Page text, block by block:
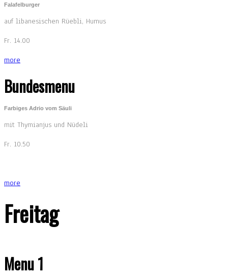
Falafelburger
auf libanesischen Rüebli, Humus
Fr. 14.00
more
Bundesmenu
Farbiges Adrio vom Säuli
mit Thymianjus und Nüdeli
Fr. 10.50
more
Freitag
Menu 1